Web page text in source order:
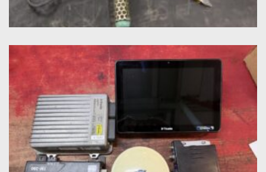
GEOBAS Lora Soil Bodemvochtstation
Bouwjaar:
2019
Servicenummer:
51656
Adviesprijs (excl. BTW):
Prijs op aanvraag.